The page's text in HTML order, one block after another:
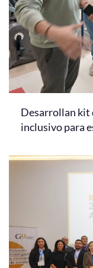
Desarrollan kit
inclusivo para